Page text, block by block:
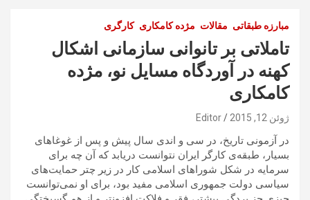
مبارزه طبقاتی مقالات مژده کامکاری کارگری
تاملاتی بر تانوانی سازمانی اشکال
کهنه در آوردگاه مسایل نو، مژده
کامکاری
ژوئن 12, 2015 Editor
در آزمونی تاریخ، در سی و اندی سال پیش و پس از غوغاهای
بسیار، طبقه‌ی کارگر ایران نتوانست دریابد که آن چه برای
سرمایه در شکل شوراهای اسلامی کار در زیر چتر حمایت‌های
سیاسی دولت جمهوری اسلامی مفید بود، برای او نمی‌توانست